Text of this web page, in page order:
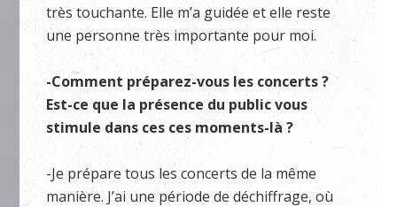
très touchante. Elle m’a guidée et elle reste
une personne très importante pour moi.
-Comment préparez-vous les concerts ?
Est-ce que la présence du public vous
stimule dans ces ces moments-là ?
-Je prépare tous les concerts de la même
manière. J’ai une période de déchiffrage, où